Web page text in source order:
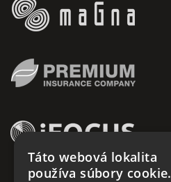
Táto webová lokalita
používa súbory cookie.